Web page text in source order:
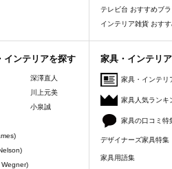
テレビ台 おすすめブ
インテリア雑貨 おす
インテリアを探す
深澤直人
川上元美
小泉誠
家具・インテリ
家具・インテリ
家具人気ランキ
家具の口コミ特
デザイナーズ家具特集
家具用語集